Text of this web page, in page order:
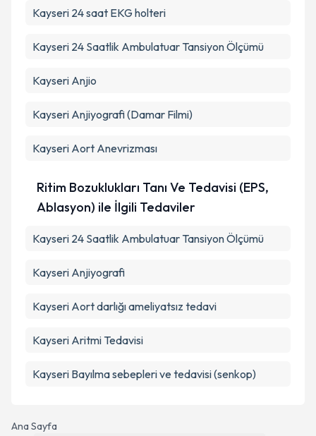
Ana Sayfa
Kayseri 24 saat EKG holteri
Kayseri 24 Saatlik Ambulatuar Tansiyon Ölçümü
Kayseri Anjio
Kayseri Anjiyografi (Damar Filmi)
Kayseri Aort Anevrizması
Ritim Bozuklukları Tanı Ve Tedavisi (EPS,
Ablasyon) ile İlgili Tedaviler
Kayseri 24 Saatlik Ambulatuar Tansiyon Ölçümü
Kayseri Anjiyografi
Kayseri Aort darlığı ameliyatsız tedavi
Kayseri Aritmi Tedavisi
Kayseri Bayılma sebepleri ve tedavisi (senkop)